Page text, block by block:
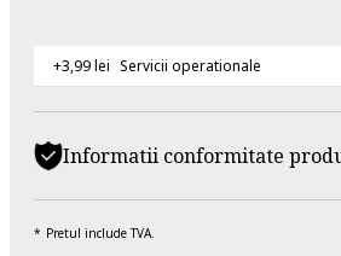
+3,99 lei Servicii operationale
Informatii conformitate
Pretul include TVA.